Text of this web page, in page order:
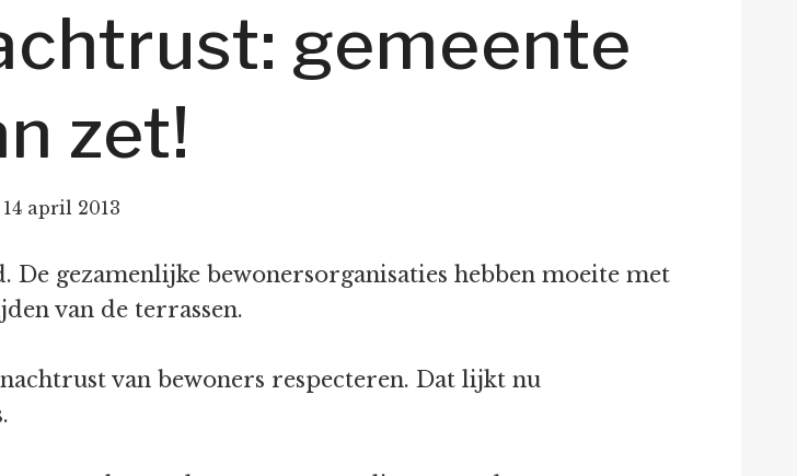
gemeente
zet!
14 april 2013
De gezamenlijke bewonersorganisaties hebben moeite met
van de terrassen.
van bewoners respecteren. Dat lijkt nu